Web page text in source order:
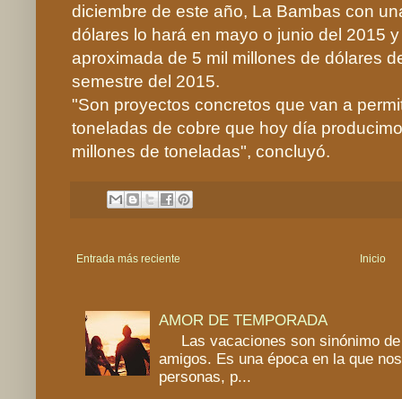
diciembre de este año, La Bambas con
dólares lo hará en mayo o junio del 2015
aproximada de 5 mil millones de dólares
semestre del 2015.
"Son proyectos concretos que van a
toneladas de cobre que hoy día
millones de toneladas", concluyó.
Entrada más reciente Inicio
AMOR DE TEMPORADA
Las vacaciones son sinónimo de
amigos. Es una época en la que
personas, p...